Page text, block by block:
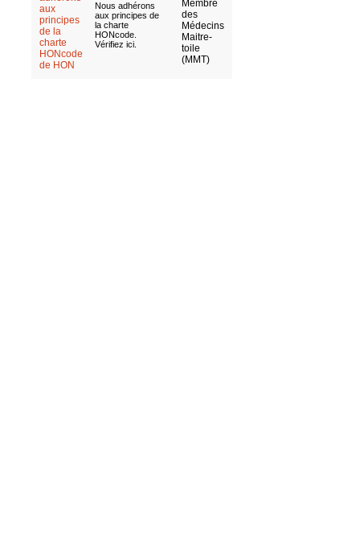
Nous adhérons
aux principes de
la charte
HONcode.
Vérifiez ici.